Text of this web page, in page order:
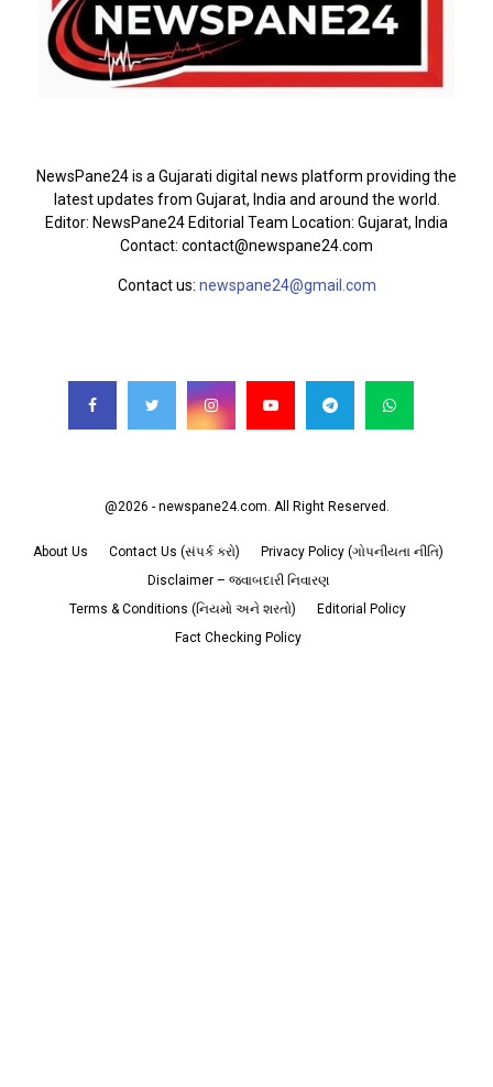
NewsPane24 is a Gujarati digital news platform providing the
latest updates from Gujarat, India and around the world.
Editor: NewsPane24 Editorial Team Location: Gujarat, India
Contact: contact@newspane24.com
Contact us: newspane24@gmail.com
@2026 - newspane24.com. All Right Reserved.
About Us Contact Us (સંપર્ક કરો)
Privacy Policy (ગોપનીયતા નીતિ)
Disclaimer – જવાબદારી નિવારણ
Terms & Conditions (નિયમો અને શરતો)
Editorial Policy
Fact Checking Policy